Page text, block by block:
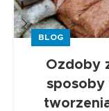
BLOG
Ozdoby
sposoby